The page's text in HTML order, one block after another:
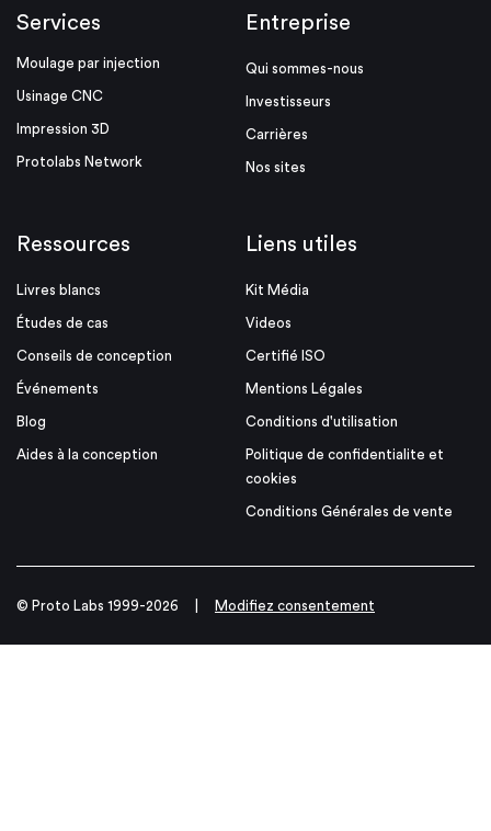
Services
Moulage par injection
Usinage CNC
Impression 3D
Protolabs Network
Entreprise
Qui sommes-nous
Investisseurs
Carrières
Nos sites
Ressources
Livres blancs
Études de cas
Conseils de conception
Événements
Blog
Aides à la conception
Liens utiles
Kit Média
Videos
Certifié ISO
Mentions Légales
Conditions d'utilisation
Politique de confidentialite et
cookies
Conditions Générales de vente
© Proto Labs 1999-2026 Modifiez consentement